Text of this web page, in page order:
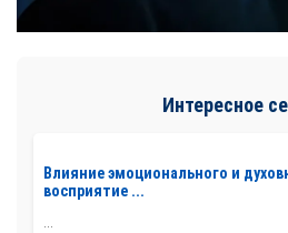
Интересное
Влияние эмоционального и
восприятие ...